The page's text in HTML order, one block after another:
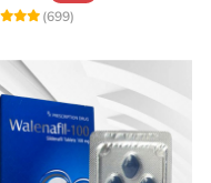
(699)